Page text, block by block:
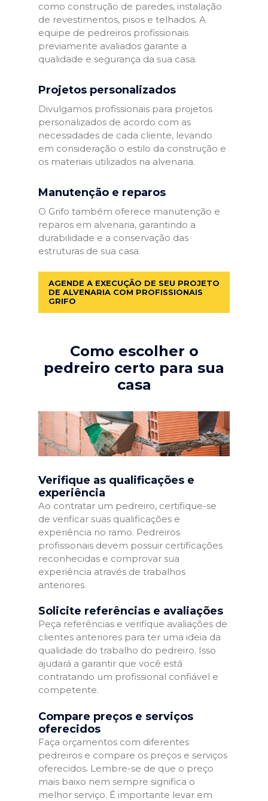
como construção de paredes, instalação
de revestimentos, pisos e telhados. A
equipe de pedreiros profissionais
previamente avaliados garante a
qualidade e segurança da sua casa.
Projetos personalizados
Divulgamos profissionais para projetos
personalizados de acordo com as
necessidades de cada cliente, levando
em consideração o estilo da construção e
os materiais utilizados na alvenaria.
Manutenção e reparos
O Grifo também oferece manutenção e
reparos em alvenaria, garantindo a
durabilidade e a conservação das
estruturas de sua casa.
AGENDE A EXECUÇÃO DE SEU PROJETO
DE ALVENARIA COM PROFISSIONAIS
GRIFO
Como escolher o
pedreiro certo para sua
casa
Verifique as qualificações e
experiência
Ao contratar um pedreiro, certifique-se
de verificar suas qualificações e
experiência no ramo. Pedreiros
profissionais devem possuir certificações
reconhecidas e comprovar sua
experiência através de trabalhos
anteriores.
Solicite referências e avaliações
Peça referências e verifique avaliações de
clientes anteriores para ter uma ideia da
qualidade do trabalho do pedreiro. Isso
ajudará a garantir que você está
contratando um profissional confiável e
competente.
Compare preços e serviços
oferecidos
Faça orçamentos com diferentes
pedreiros e compare os preços e serviços
oferecidos. Lembre-se de que o preço
mais baixo nem sempre significa o
melhor serviço. É importante levar em